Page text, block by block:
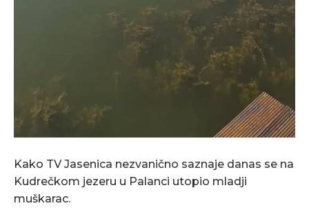
Kako TV Jasenica nezvanično saznaje danas se na
Kudrečkom jezeru u Palanci utopio mladji
muškarac.